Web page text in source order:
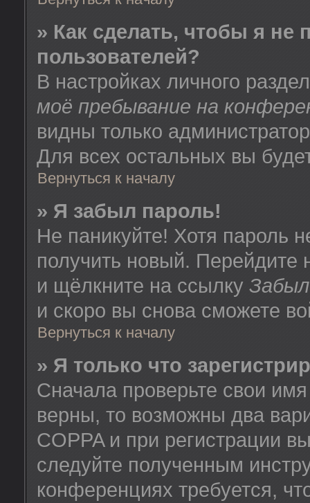
» Как сделать, чтобы я не
пользователей?
В настройках личного
моё пребывание на
видны только
Для всех остальных вы
Вернуться к началу
» Я забыл пароль!
Не паникуйте! Хотя пароль
получить новый.
и щёлкните на ссылку
и скоро вы снова сможете
Вернуться к началу
» Я только что
Сначала проверьте свои
верны, то возможны два
COPPA и при регистрации
следуйте полученным
конференциях требуется,